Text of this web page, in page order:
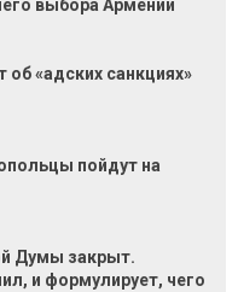
выбора Армении
«адских санкциях»
пойдут на
Думы закрыт.
и формулирует, чего